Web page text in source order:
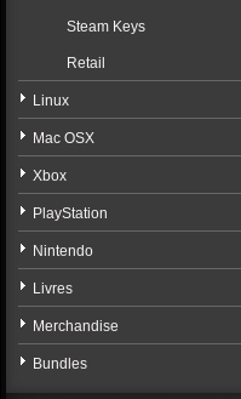
Steam Keys
Retail
Linux
Mac OSX
Xbox
PlayStation
Nintendo
Livres
Merchandise
Bundles